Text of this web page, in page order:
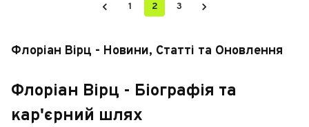
1 2 3
Флоріан Вірц - Новини, Статті та Оновлення
Флоріан Вірц - Біографія та
кар'єрний шлях